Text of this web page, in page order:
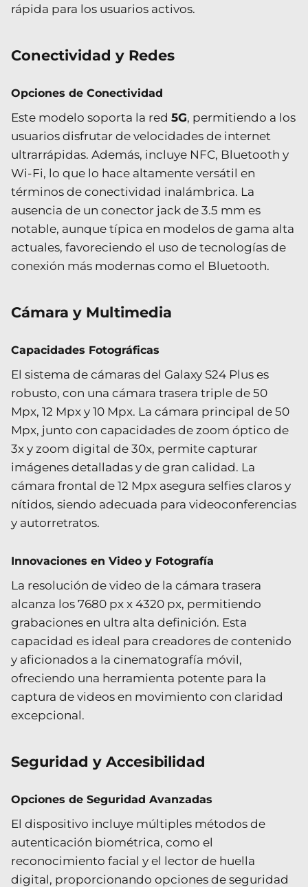
rápida para los usuarios activos.
Conectividad y Redes
Opciones de Conectividad
Este modelo soporta la red 5G, permitiendo a los
usuarios disfrutar de velocidades de internet
ultrarrápidas. Además, incluye NFC, Bluetooth y
Wi-Fi, lo que lo hace altamente versátil en
términos de conectividad inalámbrica. La
ausencia de un conector jack de 3.5 mm es
notable, aunque típica en modelos de gama alta
actuales, favoreciendo el uso de tecnologías de
conexión más modernas como el Bluetooth.
Cámara y Multimedia
Capacidades Fotográficas
El sistema de cámaras del Galaxy S24 Plus es
robusto, con una cámara trasera triple de 50
Mpx, 12 Mpx y 10 Mpx. La cámara principal de 50
Mpx, junto con capacidades de zoom óptico de
3x y zoom digital de 30x, permite capturar
imágenes detalladas y de gran calidad. La
cámara frontal de 12 Mpx asegura selfies claros y
nítidos, siendo adecuada para videoconferencias
y autorretratos.
Innovaciones en Video y Fotografía
La resolución de video de la cámara trasera
alcanza los 7680 px x 4320 px, permitiendo
grabaciones en ultra alta definición. Esta
capacidad es ideal para creadores de contenido
y aficionados a la cinematografía móvil,
ofreciendo una herramienta potente para la
captura de videos en movimiento con claridad
excepcional.
Seguridad y Accesibilidad
Opciones de Seguridad Avanzadas
El dispositivo incluye múltiples métodos de
autenticación biométrica, como el
reconocimiento facial y el lector de huella
digital, proporcionando opciones de seguridad